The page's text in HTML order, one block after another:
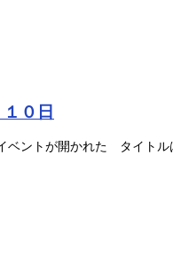
０日
ベントが開かれた タイト